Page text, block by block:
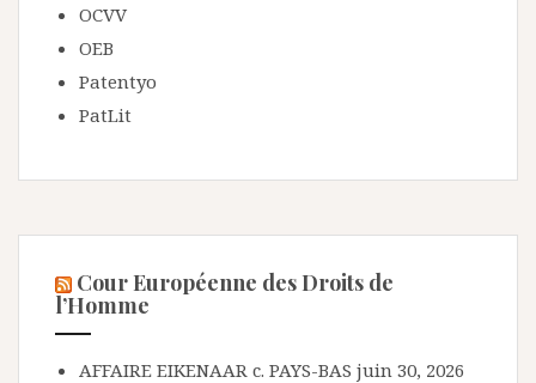
OCVV
OEB
Patentyo
PatLit
Cour Européenne des Droits de
l’Homme
AFFAIRE EIKENAAR c. PAYS-BAS juin 30, 2026